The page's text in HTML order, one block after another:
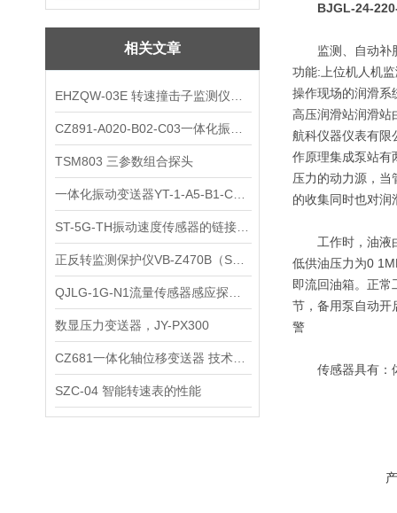
相关文章
TSM803 三参数组合探头
数显压力变送器，JY-PX300
SZC-04 智能转速表的性能
BJGL-24-
监测、自动补脂
功能:上位机人机
操作现场的润滑系
高压润滑站润滑站
航科仪器仪表有限
作原理集成泵站有
压力的动力源，当
的收集同时也对润
工作时，油液由
低供油压力为0
即流回油箱。正
节，备用泵自动开
警
传感器具有：体